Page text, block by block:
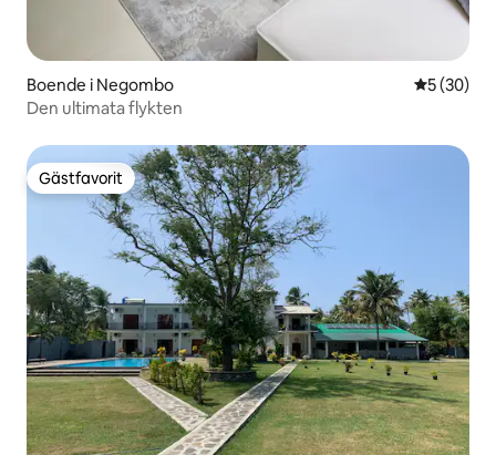
Boende i Negombo 5 av 5 i
5 (30)
Den ultimata flykten
Gästfavorit
Gästfavorit